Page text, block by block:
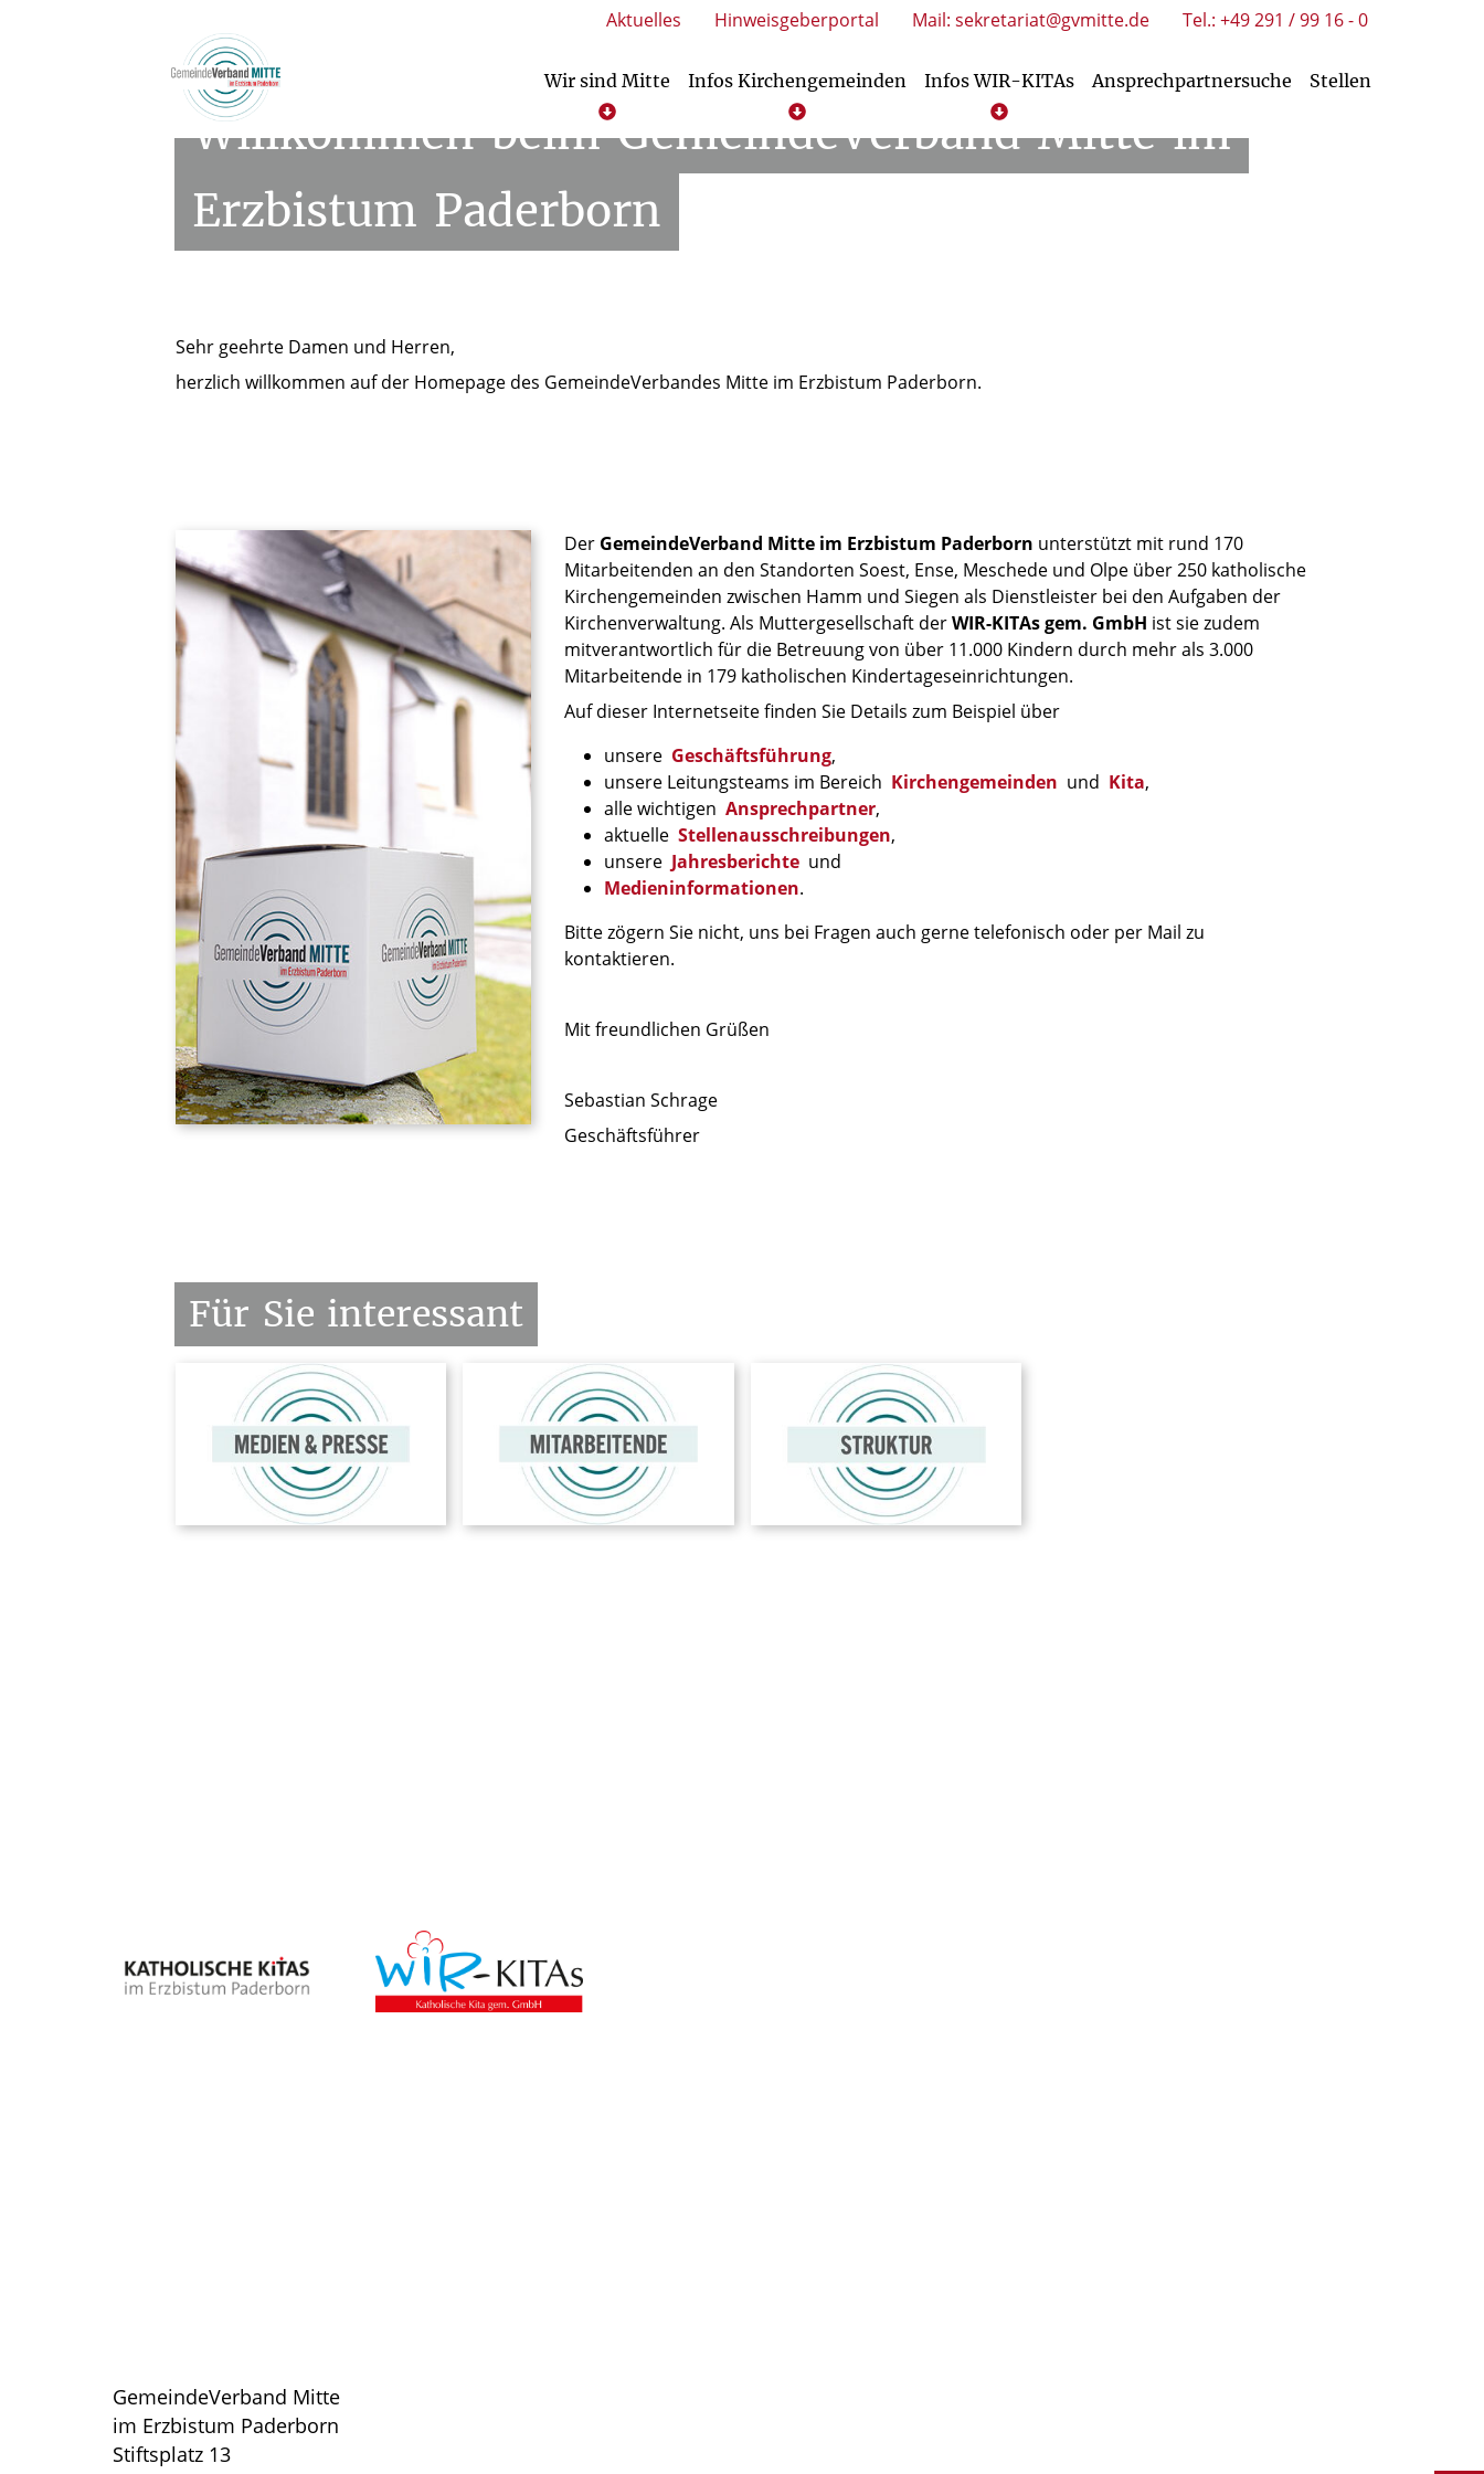
Wir sind Mitte Infos Kirchengemeinden Infos WIR-KITAs Ansprechpartnersuche Stellen
Aktuelles Hinweisgeberportal Mail: sekretariat@gvmitte.de Tel.: +49 291 / 99 16 - 0
Willkommen beim GemeindeVerband Mitte im
Erzbistum Paderborn
Sehr geehrte Damen und Herren,
herzlich willkommen auf der Homepage des GemeindeVerbandes Mitte im Erzbistum Paderborn.
Der GemeindeVerband Mitte im Erzbistum Paderborn unterstützt mit rund 170
Mitarbeitenden an den Standorten Soest, Ense, Meschede und Olpe über 250 katholische
Kirchengemeinden zwischen Hamm und Siegen als Dienstleister bei den Aufgaben der
Kirchenverwaltung. Als Muttergesellschaft derWIR-KITAs gem. GmbH ist sie zudem
mitverantwortlich für die Betreuung von über 11.000 Kindern durch mehr als 3.000
Mitarbeitende in 179 katholischen Kindertageseinrichtungen.
Auf dieser Internetseite finden Sie Details zum Beispiel über
unsere Geschäftsführung,
unsere Leitungsteams im Bereich Kirchengemeinden und Kita,
alle wichtigen Ansprechpartner,
aktuelleStellenausschreibungen,
unsere Jahresberichte und
Medieninformationen.
Bitte zögern Sie nicht, uns bei Fragen auch gerne telefonisch oder per Mail zu
kontaktieren.
Mit freundlichen Grüßen
Sebastian Schrage
Geschäftsführer
Für Sie interessant
GemeindeVerband Mitte
im Erzbistum Paderborn
Stiftsplatz 13